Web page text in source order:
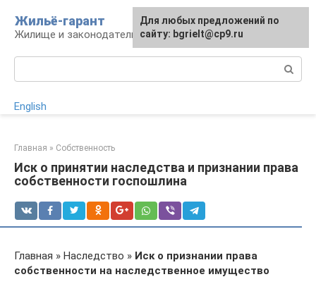
контенту
Жильё-гарант
Жилище и законодательство РФ
English
Главная » Собственность
Иск о принятии наследства и признании права
собственности госпошлина
Главная » Наследство » Иск о признании права
собственности на наследственное имущество
Для любых предложений по
сайту: bgrielt@cp9.ru